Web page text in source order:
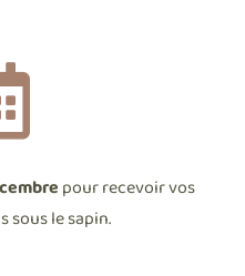
pour recevoir vos
sous le sapin.